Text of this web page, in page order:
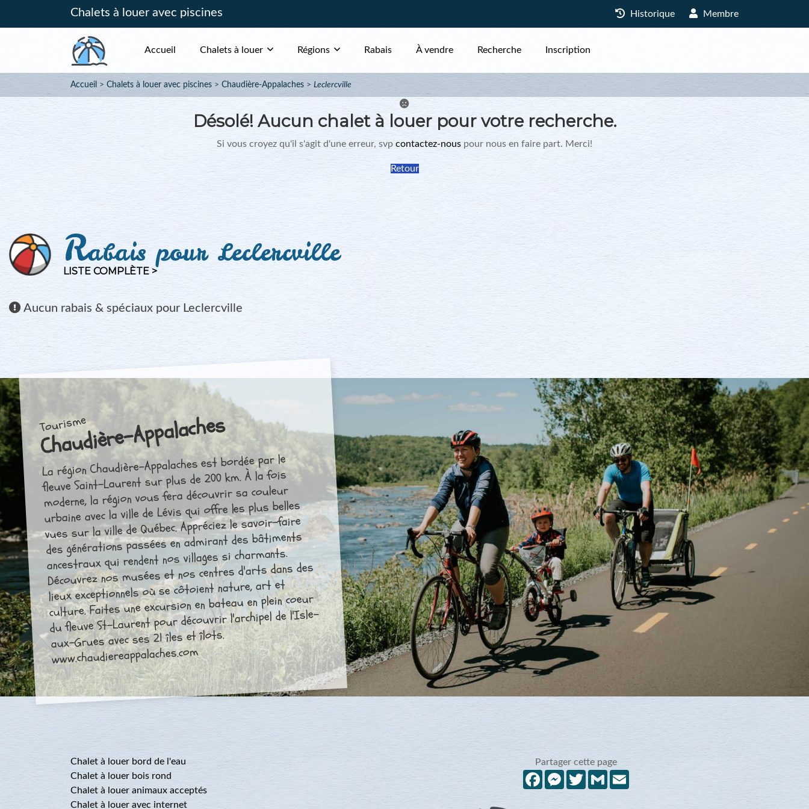
Chalets à louer avec piscines Historique Membre
Accueil Chalets à louer Régions Rabais À vendre Recherche Inscription
Accueil Chalets à louer avec piscines Chaudière-Appalaches Leclercville
Désolé! Aucun chalet à louer pour votre recherche.
Si vous croyez qu'il s'agit d'une erreur, svp contactez-nous pour nous en faire part. Merci!
Retour
Rabais pour Leclercville
LISTE COMPLÈTE >
Aucun rabais & spéciaux pour Leclercville
Tourisme
Chaudière-Appalaches
La région Chaudière-Appalaches est bordée par le
fleuve Saint-Laurent sur plus de 200 km. À la fois
moderne, la région vous fera découvrir sa couleur
urbaine avec la ville de Lévis qui offre les plus belles
vues sur la ville de Québec. Appréciez le savoir-faire
des générations passées en admirant des bâtiments
ancestraux qui rendent nos villages si charmants.
Découvrez nos musées et nos centres d'arts dans des
lieux exceptionnels où se côtoient nature, art et
culture. Faites une excursion en bateau en plein coeur
du fleuve St-Laurent pour découvrir l'archipel de l'Isle-
aux-Grues avec ses 21 îles et îlots.
www.chaudiereappalaches.com
Chalet à louer bord de l'eau
Chalet à louer bois rond
Chalet à louer animaux acceptés
Chalet à louer avec internet
Partager cette page
FacebookMessenger
TwitterGmail